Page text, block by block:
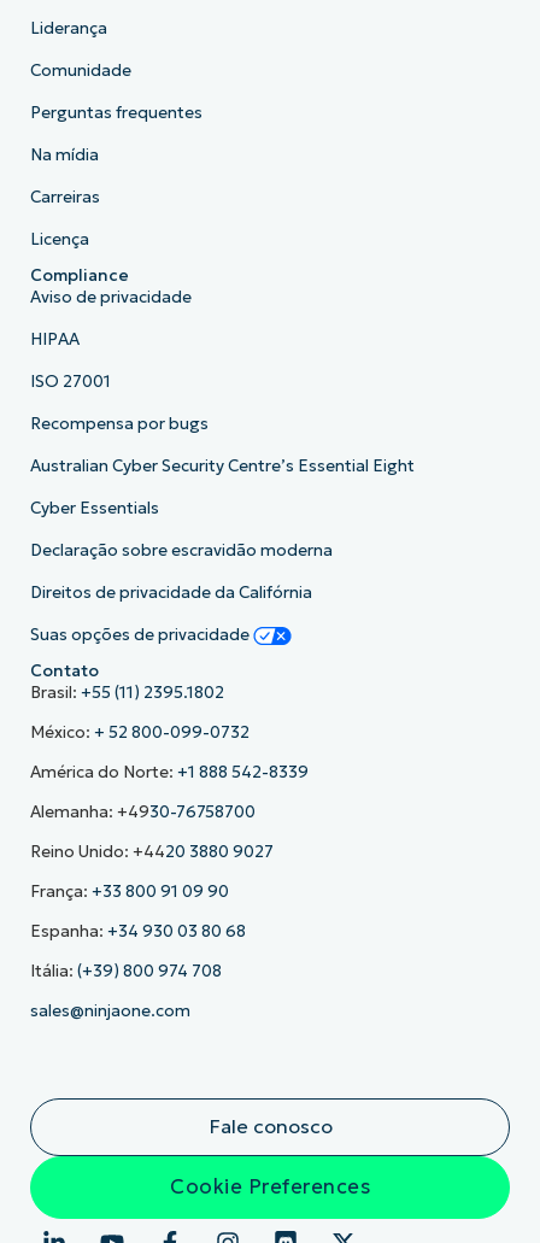
Liderança
Comunidade
Perguntas frequentes
Na mídia
Carreiras
Licença
Compliance
Aviso de privacidade
HIPAA
ISO 27001
Recompensa por bugs
Australian Cyber Security Centre’s Essential Eight
Cyber Essentials
Declaração sobre escravidão moderna
Direitos de privacidade da Califórnia
Suas opções de privacidade
Contato
Brasil: +55 (11) 2395.1802
México: + 52 800-099-0732
América do Norte: +1 888 542-8339
Alemanha: +4930-76758700
Reino Unido: +4420 3880 9027
França: +33 800 91 09 90
Espanha: +34 930 03 80 68
Itália: (+39) 800 974 708
sales@ninjaone.com
Fale conosco
Cookie Preferences